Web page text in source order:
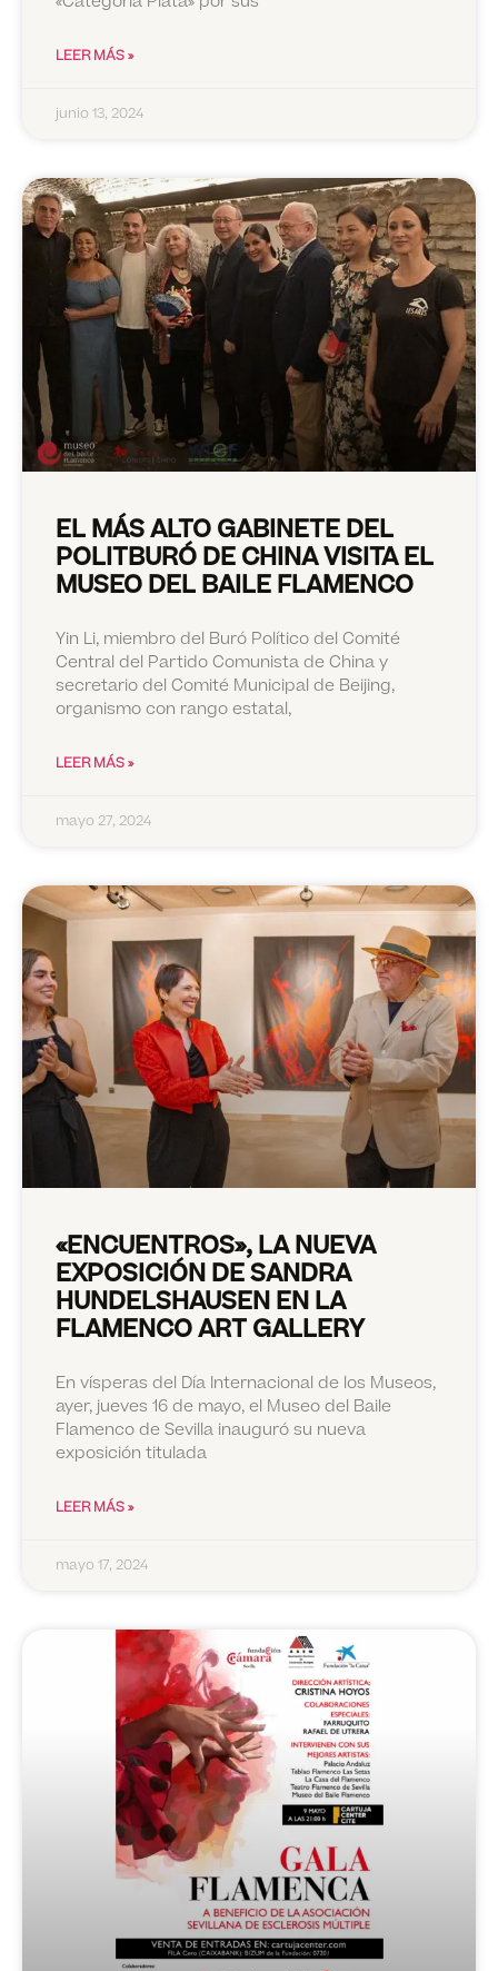
LEER MÁS »
junio 13, 2024
EL MÁS ALTO GABINETE DEL
POLITBURÓ DE CHINA VISITA EL
MUSEO DEL BAILE FLAMENCO
Yin Li, miembro del Buró Político del Comité
Central del Partido Comunista de China y
secretario del Comité Municipal de Beijing,
organismo con rango estatal,
LEER MÁS »
mayo 27, 2024
«ENCUENTROS», LA NUEVA
EXPOSICIÓN DE SANDRA
HUNDELSHAUSEN EN LA
FLAMENCO ART GALLERY
En vísperas del Día Internacional de los Museos,
ayer, jueves 16 de mayo, el Museo del Baile
Flamenco de Sevilla inauguró su nueva
exposición titulada
LEER MÁS »
mayo 17, 2024